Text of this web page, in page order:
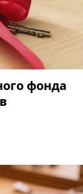
фонда